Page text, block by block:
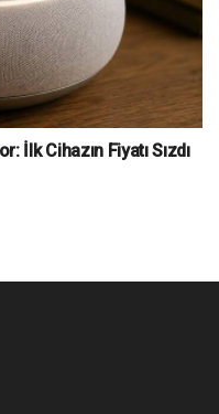
İlk Cihazın Fiyatı Sızdı